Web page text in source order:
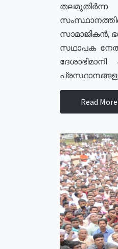
സാമാജികൻ,
സഥാപക
Read More